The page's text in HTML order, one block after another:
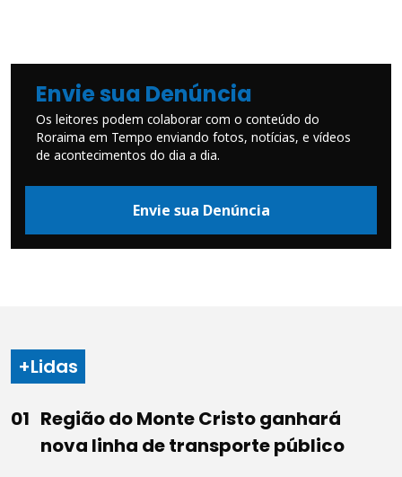
Envie sua Denúncia
Os leitores podem colaborar com o conteúdo do
Roraima em Tempo enviando fotos, notícias, e vídeos
de acontecimentos do dia a dia.
Envie sua Denúncia
+Lidas
Região do Monte Cristo ganhará
nova linha de transporte público